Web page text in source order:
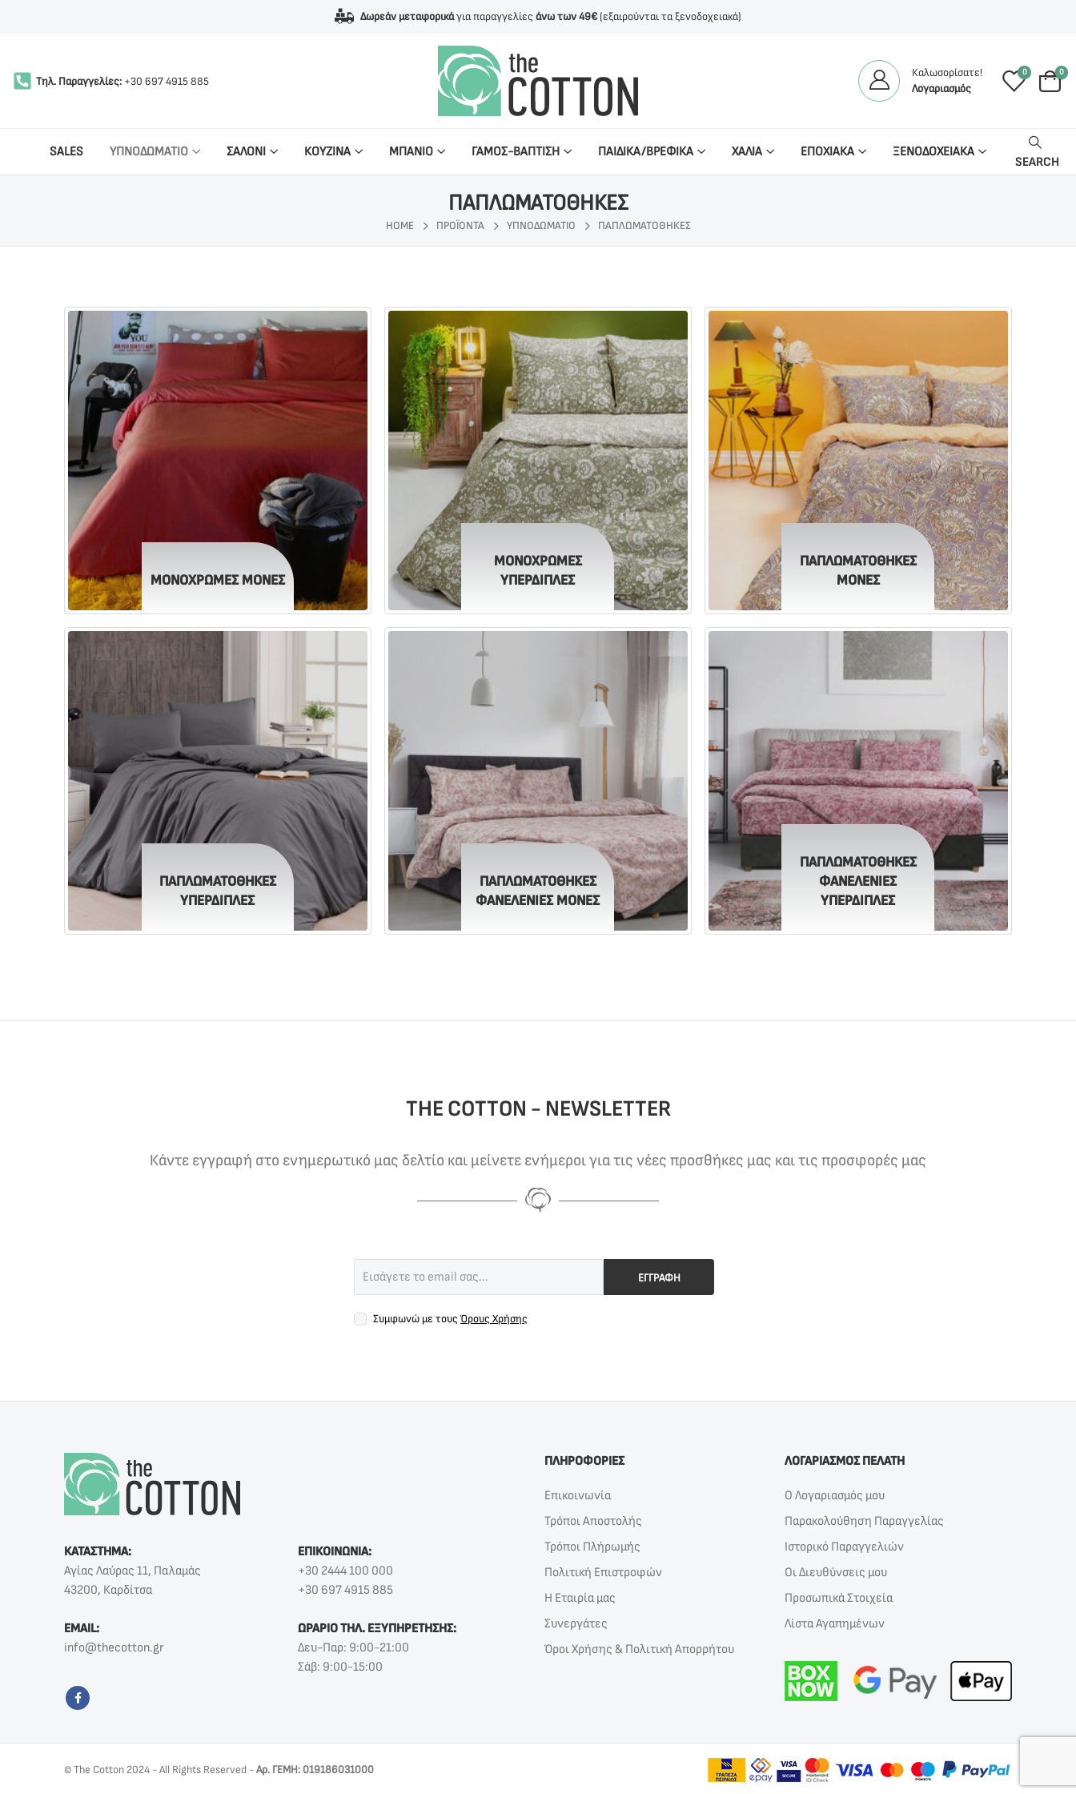
Δωρεάν μεταφορικάγια παραγγελίες άνω των 49€(εξαιρούνται τα ξενοδοχειακά)
Τηλ. Παραγγελίες: +30 697 4915 885
Καλωσορίσατε!
Λογαριασμός
0 0
SALES ΥΠΝΟΔΩΜΑΤΙΟ ΣΑΛΟΝΙ ΚΟΥΖΙΝΑ ΜΠΑΝΙΟ ΓΑΜΟΣ-ΒΑΠΤΙΣΗ ΠΑΙΔΙΚΑ/ΒΡΕΦΙΚΑ ΧΑΛΙΑ ΕΠΟΧΙΑΚΑ ΞΕΝΟΔΟΧΕΙΑΚΑ
SEARCH
ΠΑΠΛΩΜΑΤΟΘΗΚΕΣ
HOME ΠΡΟΪΌΝΤΑ ΥΠΝΟΔΩΜΑΤΙΟ ΠΑΠΛΩΜΑΤΟΘΗΚΕΣ
ΜΟΝΟΧΡΩΜΕΣ ΜΟΝΕΣ
ΜΟΝΟΧΡΩΜΕΣ
ΥΠΕΡΔΙΠΛΕΣ
ΠΑΠΛΩΜΑΤΟΘΗΚΕΣ
ΜΟΝΕΣ
ΠΑΠΛΩΜΑΤΟΘΗΚΕΣ
ΥΠΕΡΔΙΠΛΕΣ
ΠΑΠΛΩΜΑΤΟΘΗΚΕΣ
ΦΑΝΕΛΕΝΙΕΣ ΜΟΝΕΣ
ΠΑΠΛΩΜΑΤΟΘΗΚΕΣ
ΦΑΝΕΛΕΝΙΕΣ
ΥΠΕΡΔΙΠΛΕΣ
THE COTTON - NEWSLETTER
Κάντε εγγραφή στο ενημερωτικό μας δελτίο και μείνετε ενήμεροι για τις νέες προσθήκες μας και τις προσφορές μας
ΕΓΓΡΑΦΗ
Συμφωνώ με τους Όρους Χρήσης
ΚΑΤΑΣΤΗΜΑ:
Αγίας Λαύρας 11, Παλαμάς
43200, Καρδίτσα
ΕΠΙΚΟΙΝΩΝΙΑ:
+30 2444 100 000
+30 697 4915 885
EMAIL:
info@thecotton.gr
ΩΡΑΡΙΟ ΤΗΛ. ΕΞΥΠΗΡΕΤΗΣΗΣ:
Δευ-Παρ: 9:00-21:00
Σάβ: 9:00-15:00
ΠΛΗΡΟΦΟΡΙΕΣ
Επικοινωνία
Τρόποι Αποστολής
Τρόποι Πλήρωμής
Πολιτική Επιστροφών
Η Εταιρία μας
Συνεργάτες
Όροι Χρήσης & Πολιτική Απορρήτου
ΛΟΓΑΡΙΑΣΜΟΣ ΠΕΛΑΤΗ
Ο Λογαριασμός μου
Παρακολούθηση Παραγγελίας
Ιστορικό Παραγγελιών
Οι Διευθύνσεις μου
Προσωπικά Στοιχεία
Λίστα Αγαπημένων
© The Cotton 2024 - All Rights Reserved -Αρ. ΓΕΜΗ: 019186031000